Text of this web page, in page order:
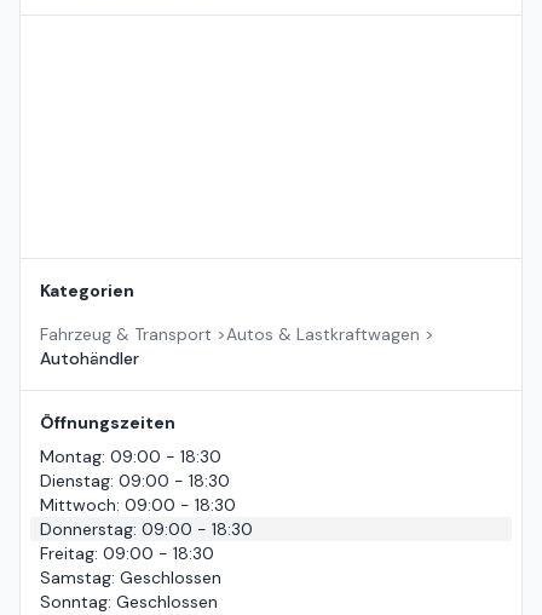
Kategorien
Fahrzeug & Transport >Autos & Lastkraftwagen >
Autohändler
Öffnungszeiten
Montag: 09:00 - 18:30
Dienstag: 09:00 - 18:30
Mittwoch: 09:00 - 18:30
Donnerstag: 09:00 - 18:30
Freitag: 09:00 - 18:30
Samstag: Geschlossen
Sonntag: Geschlossen